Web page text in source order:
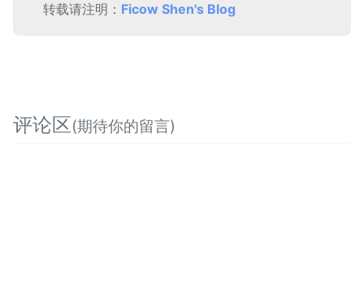
转载请注明： Ficow Shen's Blog
评论区(期待你的留言)